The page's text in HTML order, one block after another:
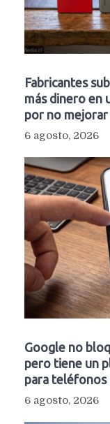
Fabricantes
más dinero en
por no
6 agosto, 2026
Google no
pero tiene un
para teléfonos
6 agosto, 2026